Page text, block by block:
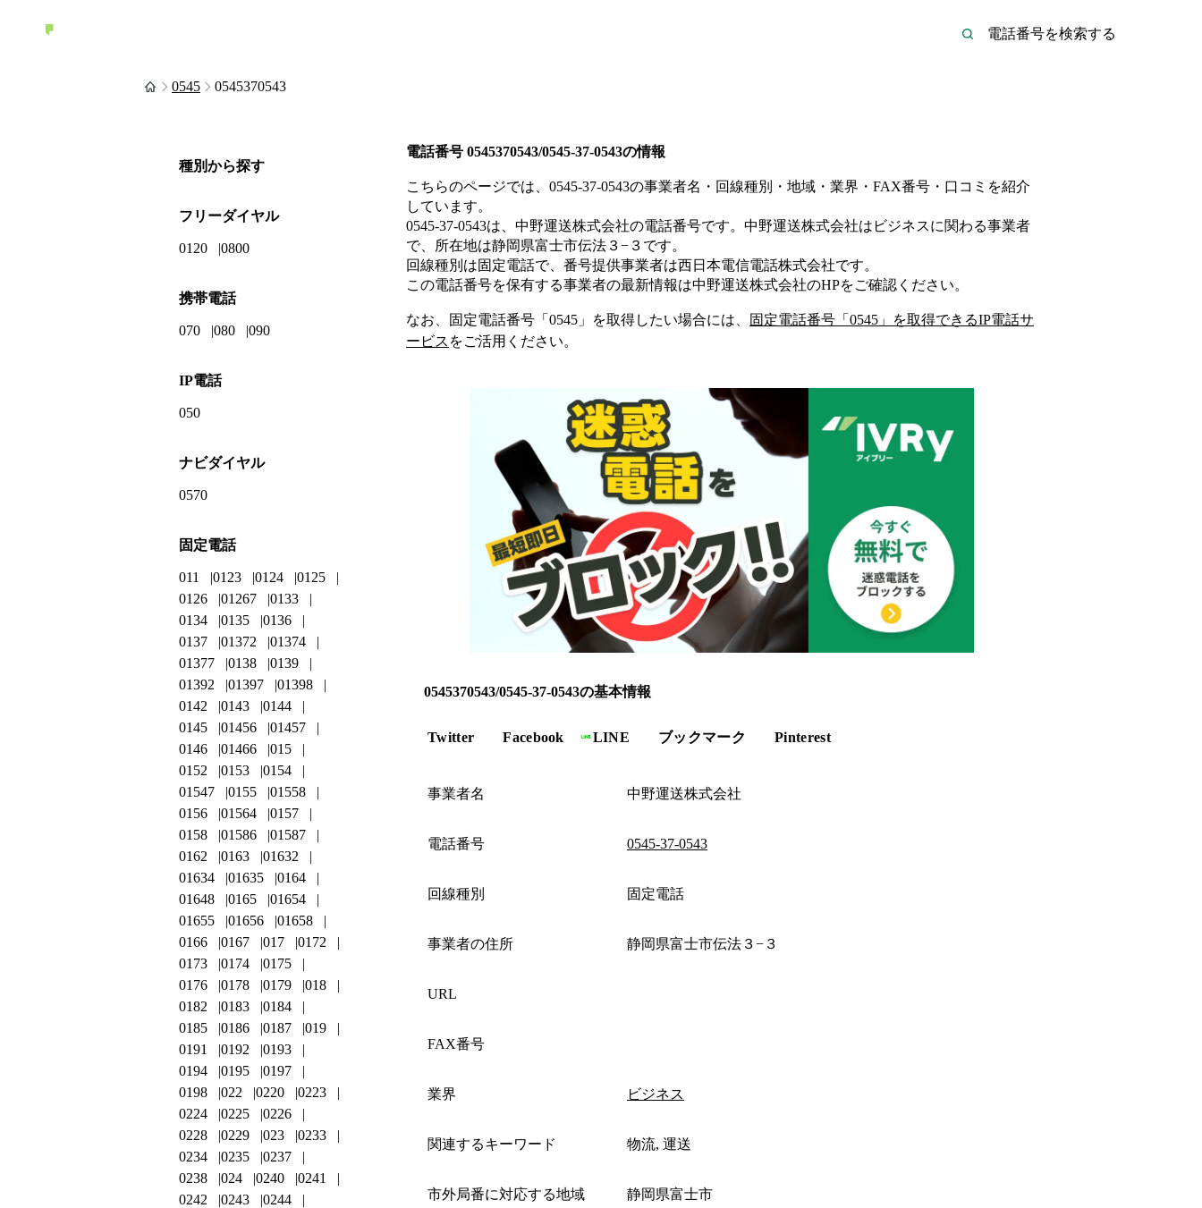
0545 0545370543
電話番号 0545370543/0545-37-0543の情報
こちらのページでは、 0545-37-0543の事業者名・回線種別・地域・業界・FAX番号・口コミを紹介
しています。
0545-37-0543は、 中野運送株式会社の電話番号です。 中野運送株式会社は ビジネスに関わる事業者
で、所在地は静岡県富士市伝法３−３ です。
回線種別は固定電話で、番号提供事業者は西日本電信電話株式会社です。
この電話番号を保有する事業者の最新情報は中野運送株式会社のHPをご確認ください。
なお、固定電話番号「 0545 」を取得したい場合には、 固定電話番号「 0545 」を取得できるIP電話サ
ービス をご活用ください。
0545370543/0545-37-0543の基本情報
Twitter Facebook LINE ブックマーク Pinterest
事業者名 中野運送株式会社
電話番号 0545-37-0543
回線種別 固定電話
事業者の住所 静岡県富士市伝法３−３
URL
FAX番号
業界 ビジネス
関連するキーワード 物流, 運送
市外局番に対応する地域 静岡県富士市
種別から探す
フリーダイヤル
0120 0800
携帯電話
070 080 090
IP電話
050
ナビダイヤル
0570
固定電話
011 0123 0124
0125
0126
01267
0133
0134
0135
0136
0137
01372
01374
01377
0138
0139
01392
01397
01398
0142
0143
0144
0145
01456
01457
0146
01466
015
0152
0153
0154
01547
0155
01558
0156
01564
0157
0158
01586
01587
0162
0163
01632
01634
01635
0164
01648
0165
01654
01655
01656
01658
0166
0167 017
0172
0173
0174
0175
0176
0178 0179
018
0182
0183
0184
0185
0186 0187
019
0191
0192
0193
0194
0195
0197
0198
022 0220
0223
0224
0225
0226
0228
0229 023
0233
0234
0235
0237
0238
024 0240
0241
0242
0243
0244